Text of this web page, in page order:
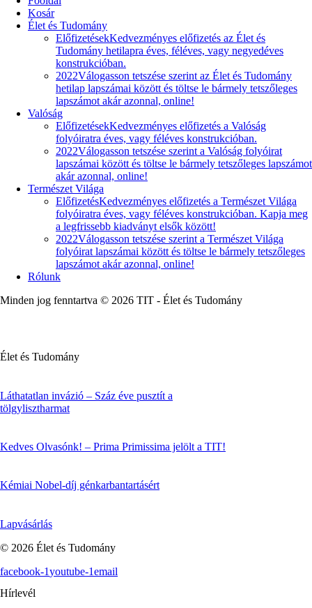
Kosár
Élet és Tudomány
ElőfizetésekKedvezményes előfizetés az Élet és
Tudomány hetilapra éves, féléves, vagy negyedéves
konstrukcióban.
2022Válogasson tetszése szerint az Élet és Tudomány
hetilap lapszámai között és töltse le bármely tetszőleges
lapszámot akár azonnal, online!
Valóság
ElőfizetésekKedvezményes előfizetés a Valóság
folyóiratra éves, vagy féléves konstrukcióban.
2022Válogasson tetszése szerint a Valóság folyóirat
lapszámai között és töltse le bármely tetszőleges lapszámot
akár azonnal, online!
Természet Világa
ElőfizetésKedvezményes előfizetés a Természet Világa
folyóiratra éves, vagy féléves konstrukcióban. Kapja meg
a legfrissebb kiadványt elsők között!
2022Válogasson tetszése szerint a Természet Világa
folyóirat lapszámai között és töltse le bármely tetszőleges
lapszámot akár azonnal, online!
Rólunk
Minden jog fenntartva © 2026 TIT - Élet és Tudomány
Élet és Tudomány
Láthatatlan invázió – Száz éve pusztít a
tölgylisztharmat
Kedves Olvasónk! – Prima Primissima jelölt a TIT!
Kémiai Nobel-díj génkarbantartásért
Lapvásárlás
© 2026 Élet és Tudomány
facebook-1youtube-1email
Hírlevél